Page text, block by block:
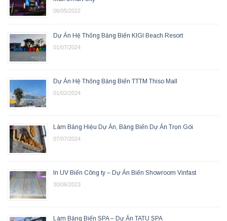
06/05/2022
Dự Án Hệ Thống Bảng Biển KIGI Beach Resort
01/07/2024
Dự Án Hệ Thống Bảng Biển TTTM Thiso Mall
01/02/2024
Làm Bảng Hiệu Dự Án, Bảng Biển Dự Án Trọn Gói
07/07/2024
In UV Biển Công ty – Dự Án Biển Showroom Vinfast
30/06/2023
Làm Bảng Biển SPA – Dự Án TATU SPA